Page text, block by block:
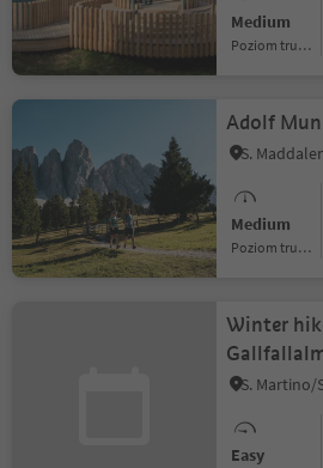
Medium
Poziom trudności
Adolf
Medium
Poziom trudności
Winter
the
Easy